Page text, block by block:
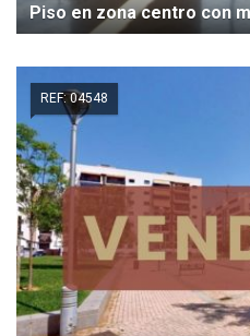
Piso en zona centro con
REF: 04548